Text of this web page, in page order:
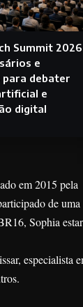
Summit 2026
e
para debater
e
digital
em 2015 pela
de uma
Sophia
especialista